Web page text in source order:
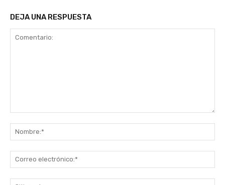
DEJA UNA RESPUESTA